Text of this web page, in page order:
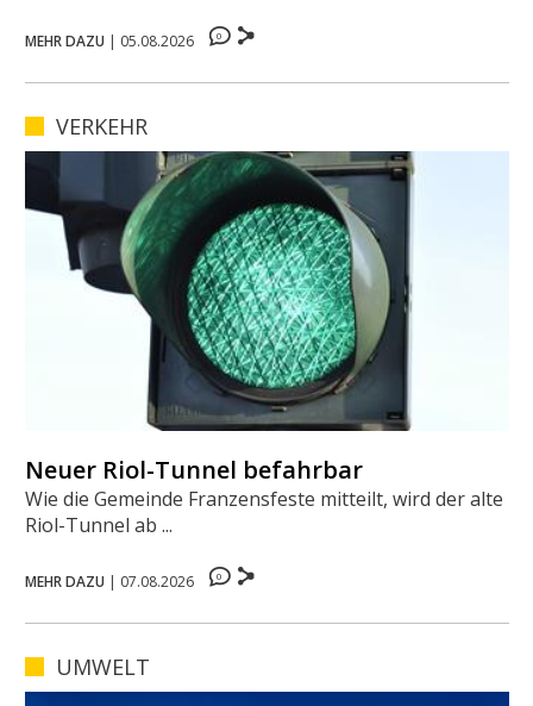
MEHR DAZU | 05.08.2026 0
VERKEHR
Neuer Riol-Tunnel befahrbar
Wie die Gemeinde Franzensfeste mitteilt, wird der alte
Riol-Tunnel ab ...
MEHR DAZU | 07.08.2026 0
UMWELT